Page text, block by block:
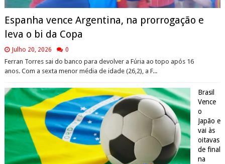
Espanha vence Argentina, na prorrogação e
leva o bi da Copa
Julho 20, 2026 0
Ferran Torres sai do banco para devolver a Fúria ao topo após 16
anos. Com a sexta menor média de idade (26,2), a F...
Brasil
Vence
o
Japão e
vai às
oitavas
de final
na